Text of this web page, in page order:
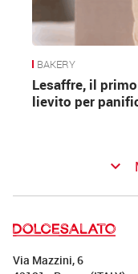
BAKERY
Lesaffre, il
lievito per
keyboard_arrow_down
Via Mazzini, 6